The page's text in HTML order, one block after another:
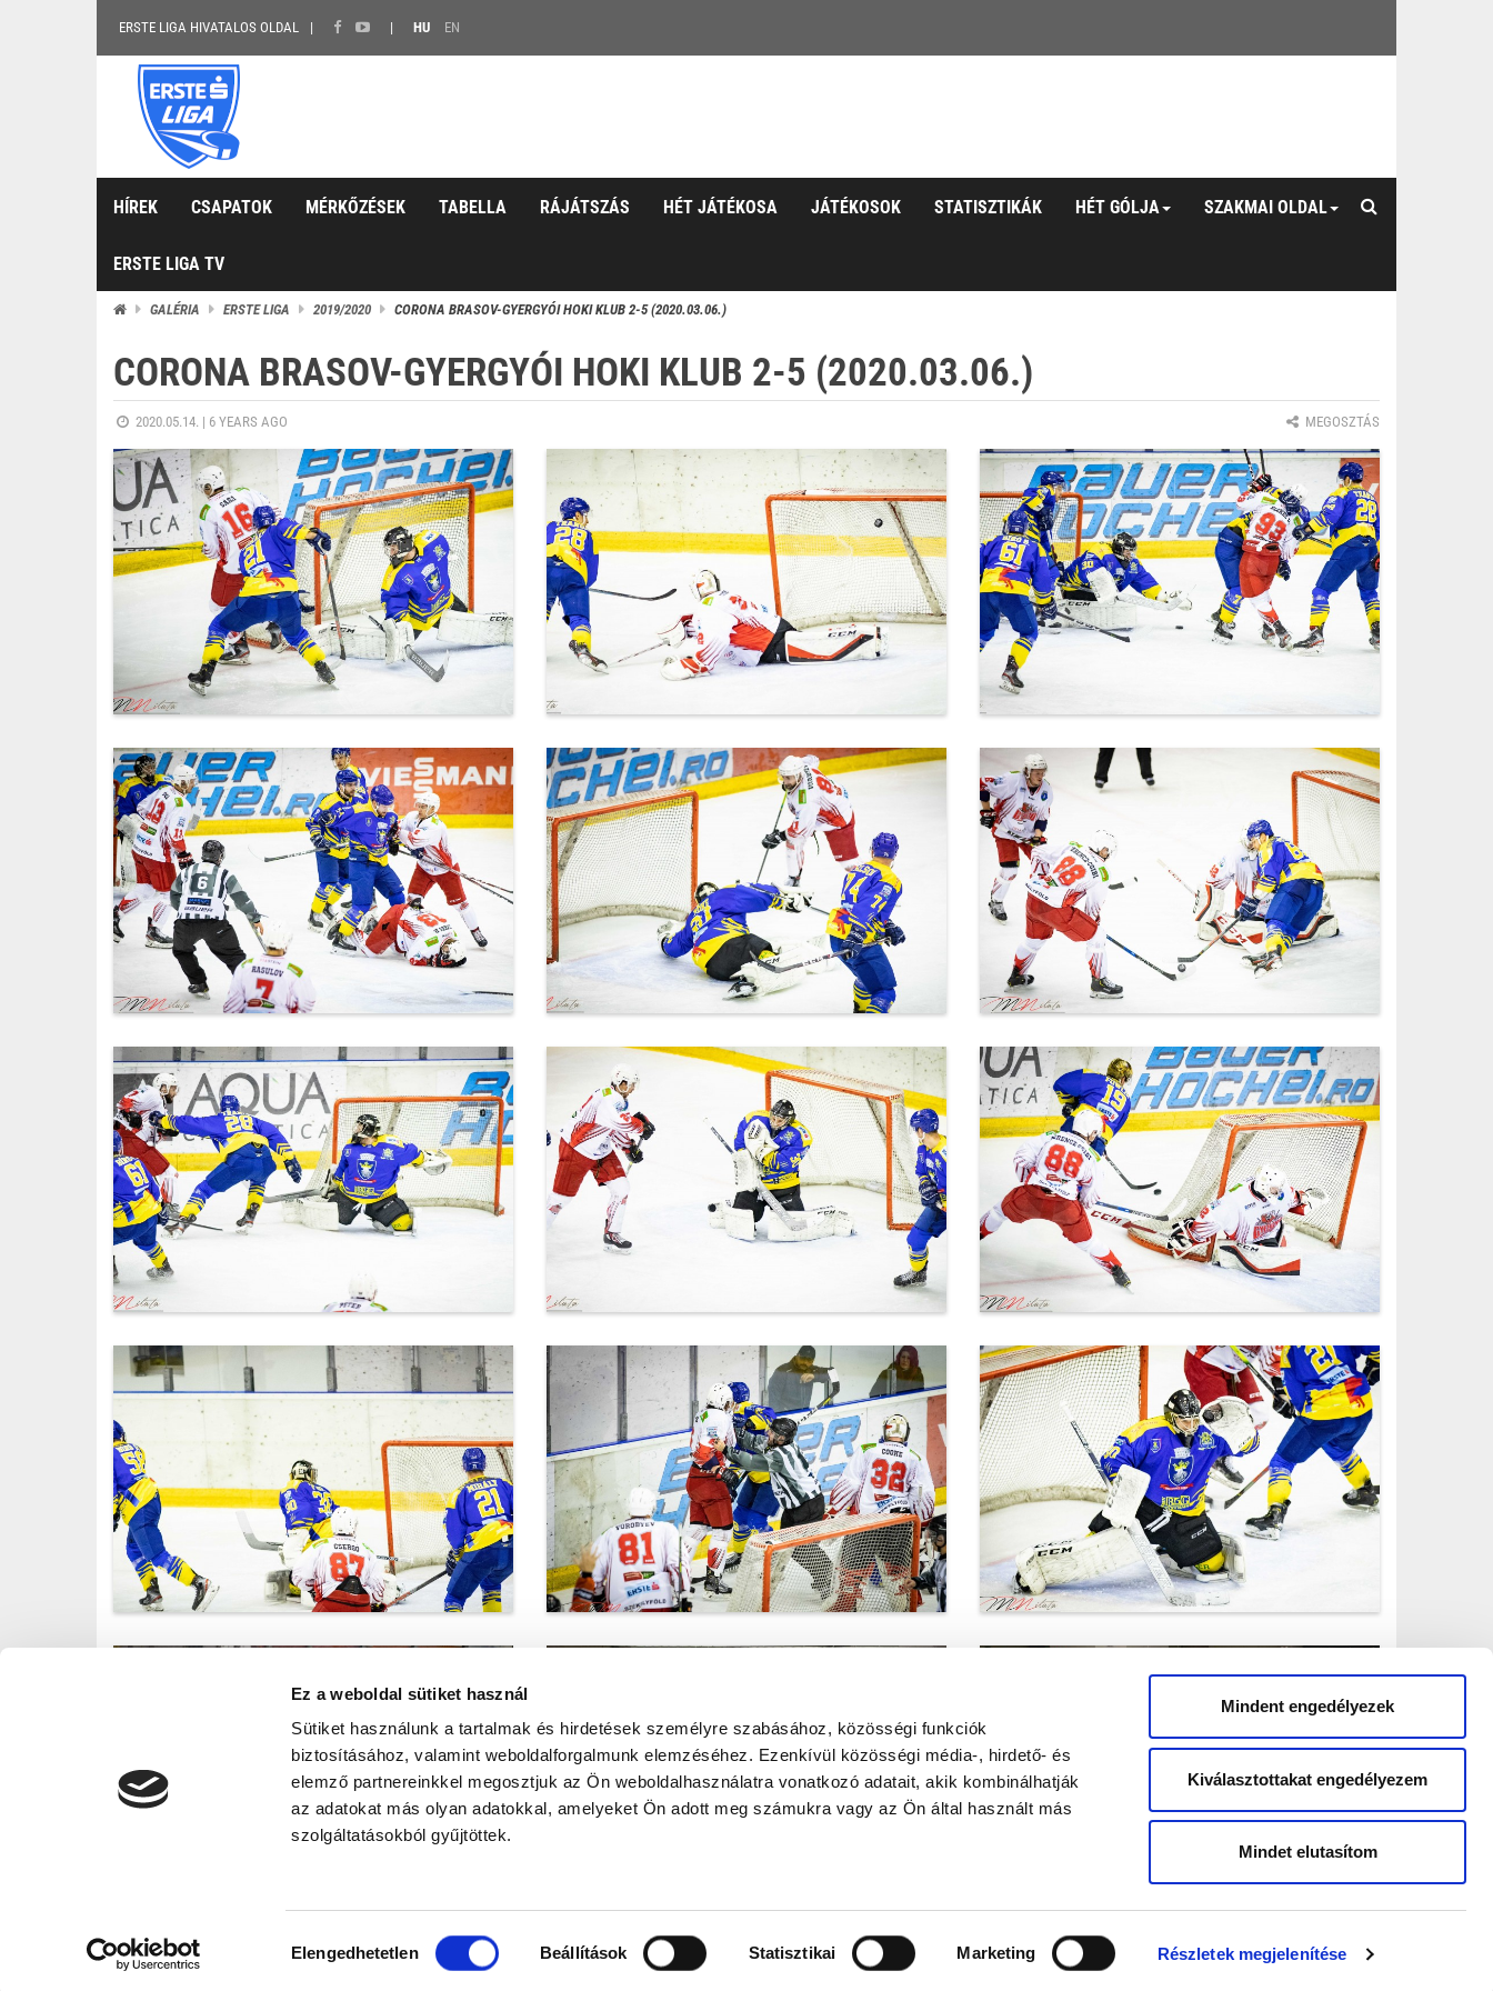
Ez a weboldal sütiket használ
Sütiket használunk a tartalmak és hirdetések személyre szabásához, közösségi funkciók
biztosításához, valamint weboldalforgalmunk elemzéséhez. Ezenkívül közösségi média-, hirdető- és
elemző partnereinkkel megosztjuk az Ön weboldalhasználatra vonatkozó adatait, akik kombinálhatják
az adatokat más olyan adatokkal, amelyeket Ön adott meg számukra vagy az Ön által használt más
szolgáltatásokból gyűjtöttek.
kiválasztása
Elengedhetetlen Beállítások Statisztikai Marketing Részletek megjelenítése
Mindent engedélyezek
Kiválasztottakat engedélyezem
Mindet elutasítom
ERSTE LIGA HIVATALOS OLDAL HU EN
HÍREK CSAPATOK MÉRKŐZÉSEK TABELLA RÁJÁTSZÁS HÉT JÁTÉKOSA JÁTÉKOSOK STATISZTIKÁK HÉT GÓLJA SZAKMAI OLDAL
ERSTE LIGA TV
GALÉRIA ERSTE LIGA 2019/2020 CORONA BRASOV-GYERGYÓI HOKI KLUB 2-5 (2020.03.06.)
CORONA BRASOV-GYERGYÓI HOKI KLUB 2-5 (2020.03.06.)
2020.05.14. | 6 YEARS AGO MEGOSZTÁS
IMG_6206.jpg IMG_6214.jpg IMG_6263.jpg
IMG_6267.jpg IMG_6408.jpg
IMG_6457.jpg IMG_6583.jpg IMG_6613.jpg
©2026 ERSTE LIGA